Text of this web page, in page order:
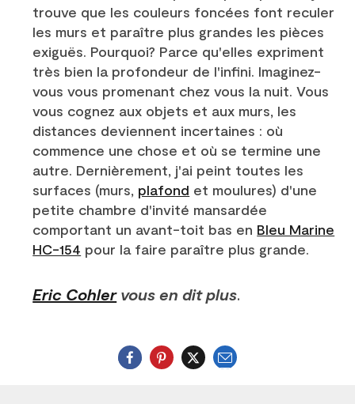
trouve que les couleurs foncées font reculer
les murs et paraître plus grandes les pièces
exiguës. Pourquoi? Parce qu'elles expriment
très bien la profondeur de l'infini. Imaginez-
vous vous promenant chez vous la nuit. Vous
vous cognez aux objets et aux murs, les
distances deviennent incertaines : où
commence une chose et où se termine une
autre. Dernièrement, j'ai peint toutes les
surfaces (murs, plafond et moulures) d'une
petite chambre d'invité mansardée
comportant un avant-toit bas en Bleu Marine
HC-154 pour la faire paraître plus grande.
Eric Cohlervous en dit plus.
Courriel